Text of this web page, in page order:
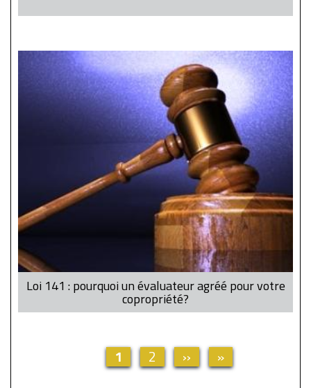
Loi 141 : pourquoi un évaluateur agréé pour votre
copropriété?
Current
page
1 Page
2
Next
page
››
Last
page
»